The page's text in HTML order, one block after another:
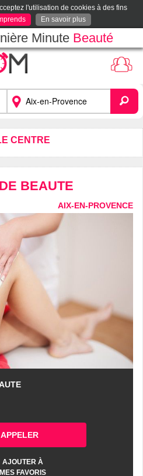
l'utilisation de cookies à des fins
En savoir plus
Minute Beauté
CENTRE
BEAUTE
AIX-EN-PROVENCE
APPELER
AJOUTER À
MES FAVORIS